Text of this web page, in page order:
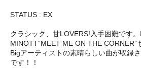
STATUS : EX
クラシック、甘LOVERS!入手困難です
MINOTT“MEET ME ON THE CORNER”
Bigアーティストの素晴らしい曲が収録
です！！